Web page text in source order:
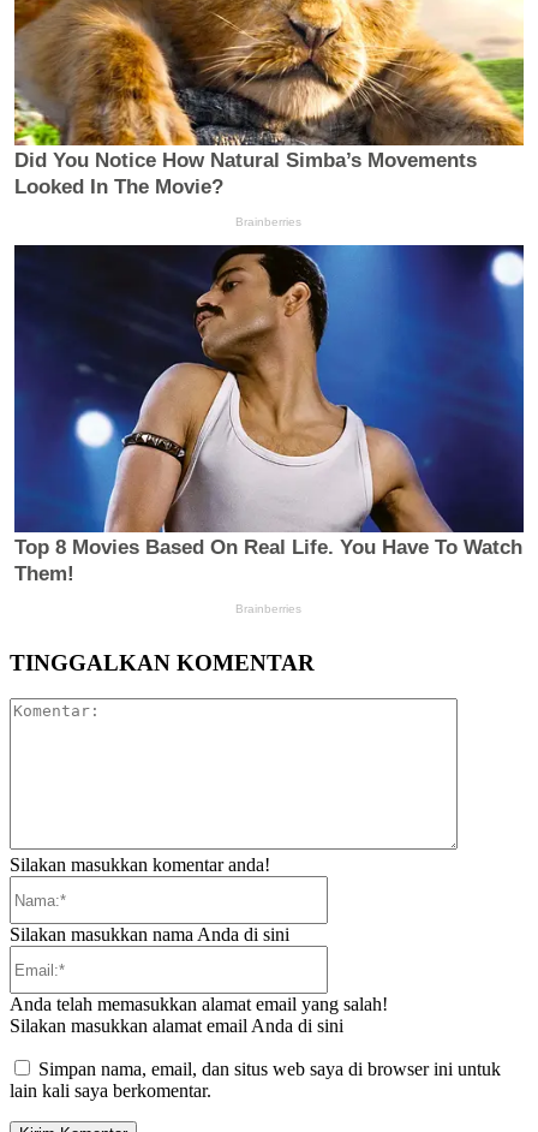
TINGGALKAN KOMENTAR
Silakan masukkan komentar anda!
Silakan masukkan nama Anda di sini
Anda telah memasukkan alamat email yang salah!
Silakan masukkan alamat email Anda di sini
Simpan nama, email, dan situs web saya di browser ini untuk
lain kali saya berkomentar.